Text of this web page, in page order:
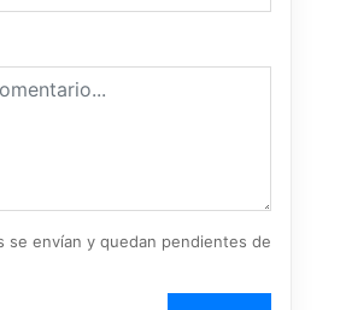
se envían y quedan pendientes de